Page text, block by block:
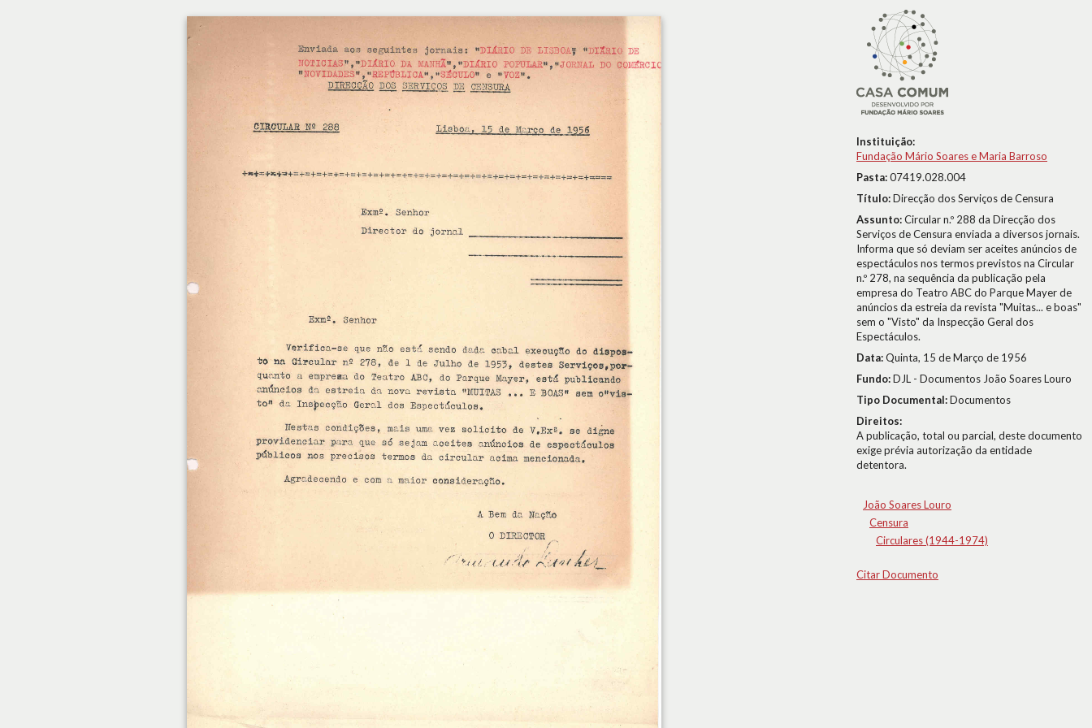
Instituição:
Fundação Mário Soares e Maria Barroso
Pasta:07419.028.004
Título:Direcção dos Serviços de Censura
Assunto:Circular n.º 288 da Direcção dos
Serviços de Censura enviada a diversos jornais.
Informa que só deviam ser aceites anúncios de
espectáculos nos termos previstos na Circular
n.º 278, na sequência da publicação pela
empresa do Teatro ABC do Parque Mayer de
anúncios da estreia da revista "Muitas... e boas"
sem o "Visto" da Inspecção Geral dos
Espectáculos.
Data:Quinta, 15 de Março de 1956
Fundo:DJL - Documentos João Soares Louro
Tipo Documental:Documentos
Direitos:
A publicação, total ou parcial, deste documento
exige prévia autorização da entidade
detentora.
João Soares Louro
Censura
Circulares (1944-1974)
Citar Documento